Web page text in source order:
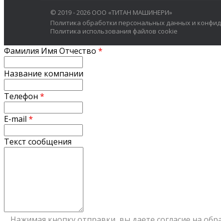
© 2019 - 2026 ООО «ТИТАН МАШИНЕРИ»
Политика обработки персональных данных и
Политика использования файлов cookie
Фамилия Имя Отчество *
Название компании
Телефон *
E-mail *
Текст сообщения